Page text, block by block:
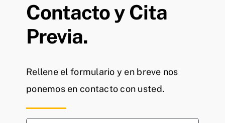
Contacto y Cita
Previa.
Rellene el formulario y en breve nos
ponemos en contacto con usted.